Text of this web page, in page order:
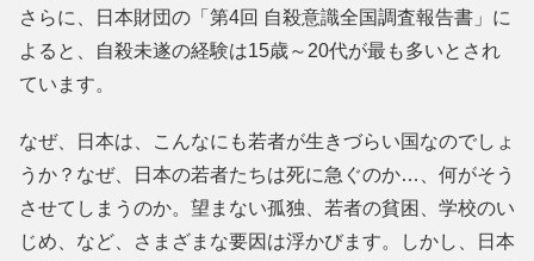
さらに、日本財団の「第4回 自殺意識全国調査報告書」に
よると、自殺未遂の経験は15歳～20代が最も多いとされ
ています。
なぜ、日本は、こんなにも若者が生きづらい国なのでしょ
うか？なぜ、日本の若者たちは死に急ぐのか…、何がそう
させてしまうのか。望まない孤独、若者の貧困、学校のい
じめ、など、さまざまな要因は浮かびます。しかし、日本